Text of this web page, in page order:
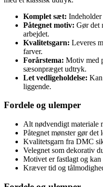
Komplet sæt:
Påtegnet motiv: Gør det
arbejdet.
Kvalitetsgarn: Leveres
farver.
Forårstema: Motiv med
sæsonpræget udtryk.
Let vedligeholdelse:
liggende.
Fordele og ulemper
Alt nødvendigt materiale
Påtegnet mønster gør det
Kvalitetsgarn fra DMC
Velegnet som dekorativ
Motivet er fastlagt og
Kræver tid og